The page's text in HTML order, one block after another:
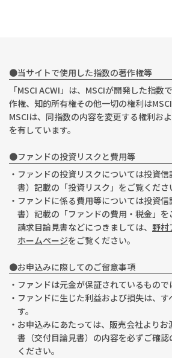
●当サイトで使用した指数の著作権等
「MSCI ACWI」は、MSCIが開発した指数
作権、知的所有権その他一切の権利は
MSCIは、同指数の内容を変更する権利お
を有しています。
●ファンドの投資リスクと費用等
・ファンドの投資リスクについては投資
書）記載の「投資リスク」をご覧くださ
・ファンドに係る費用等については投資
書）記載の「ファンドの費用・税金」を
請求目論見書などにつきましては、 野村
ホームページをご覧ください。
●お申込みに際してのご留意事項
・ファンドは元金が保証されているもので
・ファンドに生じた利益および損失は、
す。
・お申込みにあたっては、販売会社より
書（交付目論見書）の内容を必ずご確
ください。